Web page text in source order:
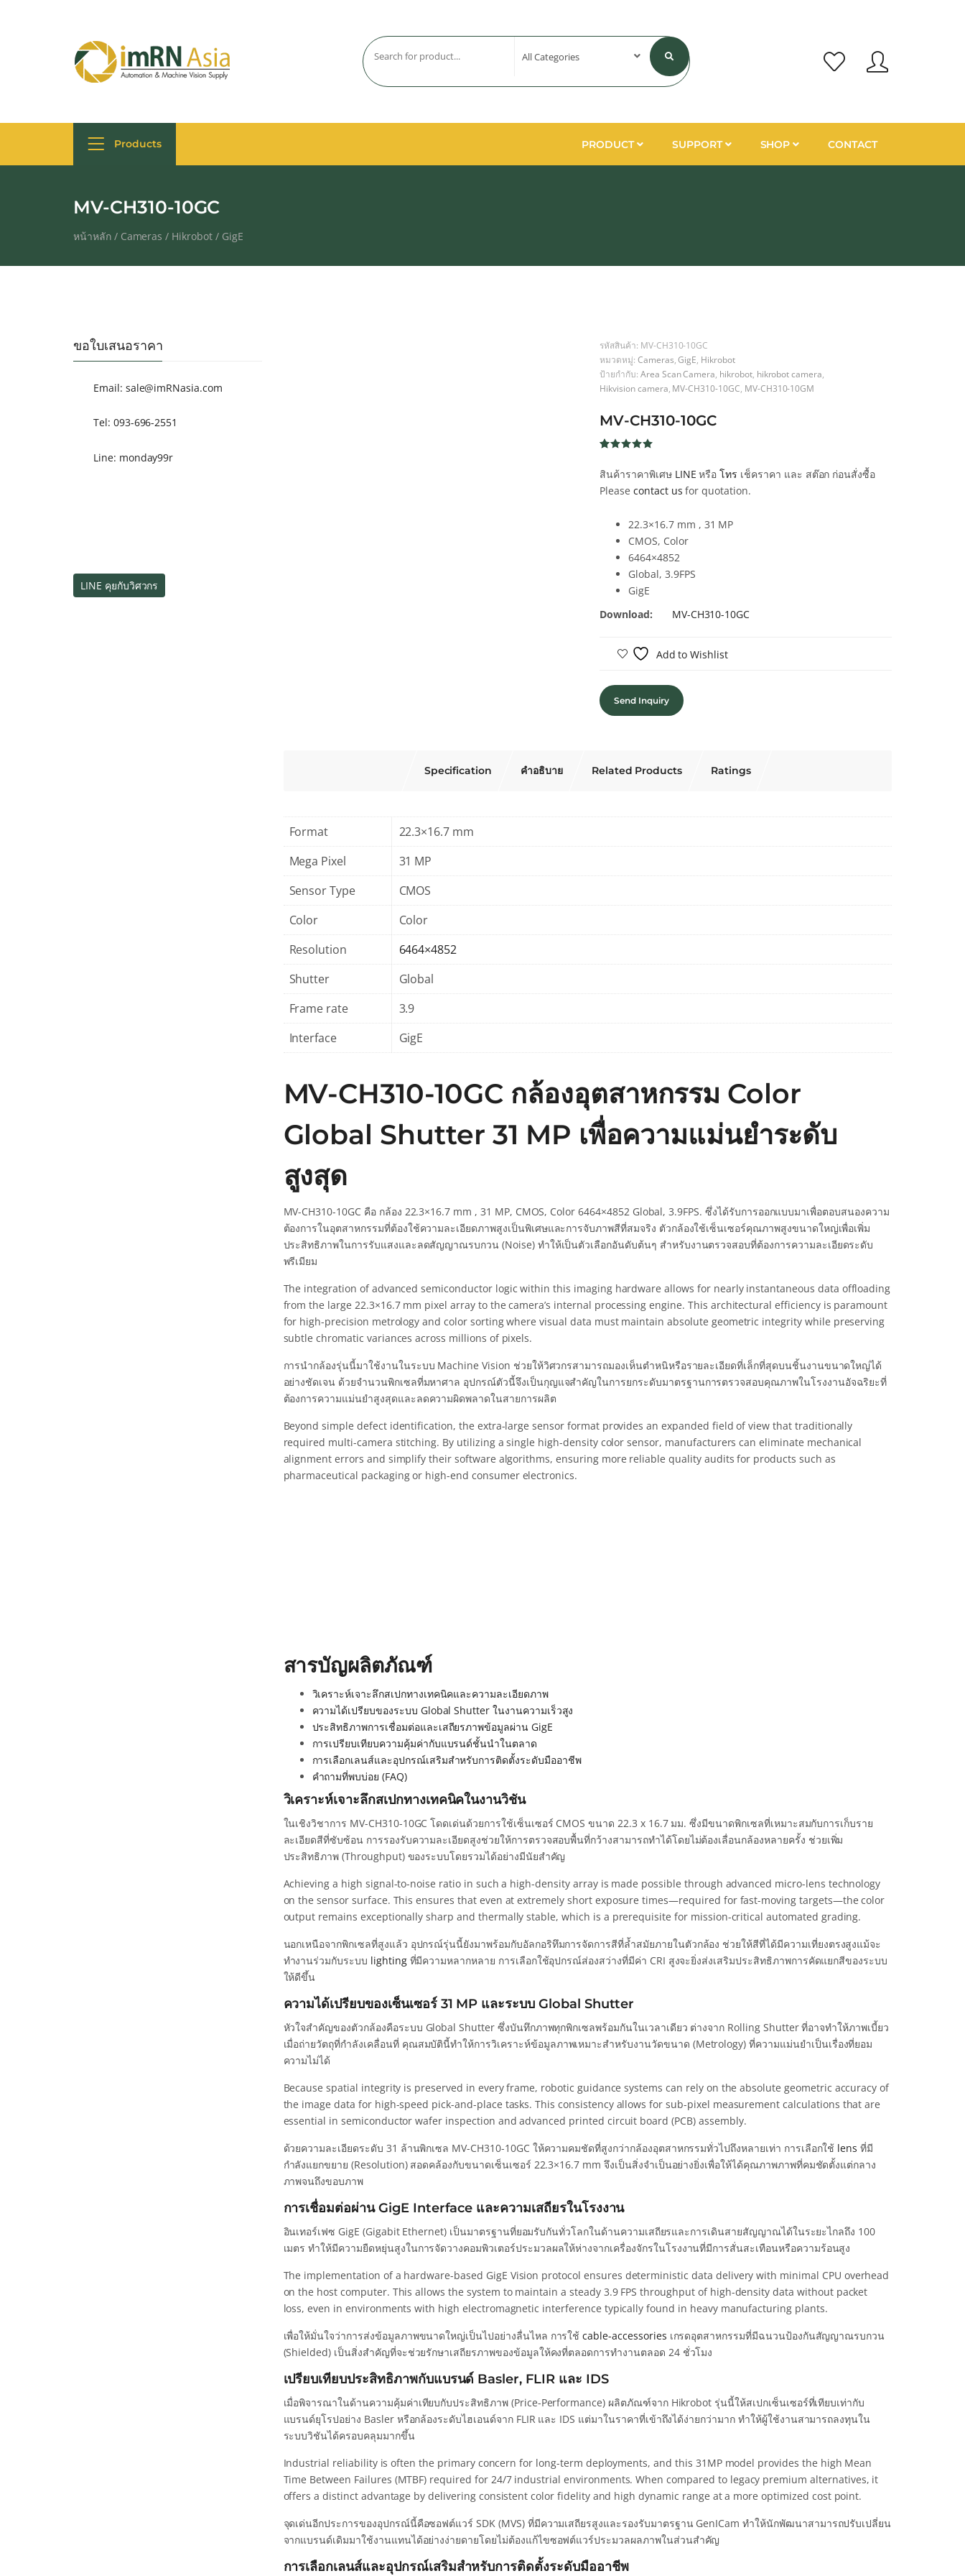
Products PRODUCT SUPPORT SHOP CONTACT
MV-CH310-10GC
หน้าหลัก/ Cameras / Hikrobot/ GigE
ขอใบเสนอราคา
Email: sale@imRNasia.com
Tel: 093-696-2551
Line: monday99r
LINE คุยกับวิศวกร
รหัสสินค้า: MV-CH310-10GC
หมวดหมู่: Cameras ,GigE Hikrobot
ป้ายกำกับ: Area Scan Camera hikrobot, hikrobot camera
Hikvision camera MV-CH310-10GC MV-CH310-10GM
MV-CH310-10GC
5 จาก 5
คะแนน
เต็มบน
ของลูกค้า
สินค้าราคาพิเศษ LINE หรือโทร เช็คราคา และ สต๊อก ก่อนสั่งซื้อ
Please contact us for quotation.
22.3×16.7 mm , 31 MP
CMOS, Color
6464×4852
Global, 3.9FPS
GigE
Download:
MV-CH310-10GC
Add to Wishlist
Send Inquiry
Specification คำอธิบาย Related Products Ratings
Format
22.3×16.7 mm
Mega Pixel
31 MP
Sensor Type
CMOS
Color
Color
Resolution
6464×4852
Shutter
Global
Frame rate
3.9
Interface
GigE
MV-CH310-10GC กล้องอุตสาหกรรม Color
Global Shutter 31 MP เพื่อความแม่นยำระดับ
สูงสุด
MV-CH310-10GC คือ กล้อง 22.3×16.7 mm , 31 MP, CMOS, Color 6464×4852 Global, 3.9FPS. ซึ่งได้รับการออกแบบมาเพื่อตอบสนองความ
ต้องการในอุตสาหกรรมที่ต้องใช้ความละเอียดภาพสูงเป็นพิเศษและการจับภาพสีที่สมจริง ตัวกล้องใช้เซ็นเซอร์คุณภาพสูงขนาดใหญ่เพื่อเพิ่ม
ประสิทธิภาพในการรับแสงและลดสัญญาณรบกวน (Noise) ทำให้เป็นตัวเลือกอันดับต้นๆ สำหรับงานตรวจสอบที่ต้องการความละเอียดระดับ
พรีเมียม
The integration of advanced semiconductor logic within this imaging hardware allows for nearly instantaneous data offloading
from the large 22.3×16.7 mm pixel array to the camera’s internal processing engine. This architectural efficiency is paramount
for high-precision metrology and color sorting where visual data must maintain absolute geometric integrity while preserving
subtle chromatic variances across millions of pixels.
การนำกล้องรุ่นนี้มาใช้งานในระบบ Machine Vision ช่วยให้วิศวกรสามารถมองเห็นตำหนิหรือรายละเอียดที่เล็กที่สุดบนชิ้นงานขนาดใหญ่ได้
อย่างชัดเจน ด้วยจำนวนพิกเซลที่มหาศาล อุปกรณ์ตัวนี้จึงเป็นกุญแจสำคัญในการยกระดับมาตรฐานการตรวจสอบคุณภาพในโรงงานอัจฉริยะที่
ต้องการความแม่นยำสูงสุดและลดความผิดพลาดในสายการผลิต
Beyond simple defect identification, the extra-large sensor format provides an expanded field of view that traditionally
required multi-camera stitching. By utilizing a single high-density color sensor, manufacturers can eliminate mechanical
alignment errors and simplify their software algorithms, ensuring more reliable quality audits for products such as
pharmaceutical packaging or high-end consumer electronics.
สารบัญผลิตภัณฑ์
วิเคราะห์เจาะลึกสเปกทางเทคนิคและความละเอียดภาพ
ความได้เปรียบของระบบ Global Shutter ในงานความเร็วสูง
ประสิทธิภาพการเชื่อมต่อและเสถียรภาพข้อมูลผ่าน GigE
การเปรียบเทียบความคุ้มค่ากับแบรนด์ชั้นนำในตลาด
การเลือกเลนส์และอุปกรณ์เสริมสำหรับการติดตั้งระดับมืออาชีพ
คำถามที่พบบ่อย (FAQ)
วิเคราะห์เจาะลึกสเปกทางเทคนิคในงานวิชัน
ในเชิงวิชาการ MV-CH310-10GC โดดเด่นด้วยการใช้เซ็นเซอร์ CMOS ขนาด 22.3 x 16.7 มม. ซึ่งมีขนาดพิกเซลที่เหมาะสมกับการเก็บราย
ละเอียดสีที่ซับซ้อน การรองรับความละเอียดสูงช่วยให้การตรวจสอบพื้นที่กว้างสามารถทำได้โดยไม่ต้องเลื่อนกล้องหลายครั้ง ช่วยเพิ่ม
ประสิทธิภาพ (Throughput) ของระบบโดยรวมได้อย่างมีนัยสำคัญ
Achieving a high signal-to-noise ratio in such a high-density array is made possible through advanced micro-lens technology
on the sensor surface. This ensures that even at extremely short exposure times—required for fast-moving targets—the color
output remains exceptionally sharp and thermally stable, which is a prerequisite for mission-critical automated grading.
นอกเหนือจากพิกเซลที่สูงแล้ว อุปกรณ์รุ่นนี้ยังมาพร้อมกับอัลกอริทึมการจัดการสีที่ล้ำสมัยภายในตัวกล้อง ช่วยให้สีที่ได้มีความเที่ยงตรงสูงแม้จะ
ทำงานร่วมกับระบบ lightingที่มีความหลากหลาย การเลือกใช้อุปกรณ์ส่องสว่างที่มีค่า CRI สูงจะยิ่งส่งเสริมประสิทธิภาพการคัดแยกสีของระบบ
ให้ดีขึ้น
ความได้เปรียบของเซ็นเซอร์ 31 MP และระบบ Global Shutter
หัวใจสำคัญของตัวกล้องคือระบบ Global Shutter ซึ่งบันทึกภาพทุกพิกเซลพร้อมกันในเวลาเดียว ต่างจาก Rolling Shutter ที่อาจทำให้ภาพเบี้ยว
เมื่อถ่ายวัตถุที่กำลังเคลื่อนที่ คุณสมบัตินี้ทำให้การวิเคราะห์ข้อมูลภาพเหมาะสำหรับงานวัดขนาด (Metrology) ที่ความแม่นยำเป็นเรื่องที่ยอม
ความไม่ได้
Because spatial integrity is preserved in every frame, robotic guidance systems can rely on the absolute geometric accuracy of
the image data for high-speed pick-and-place tasks. This consistency allows for sub-pixel measurement calculations that are
essential in semiconductor wafer inspection and advanced printed circuit board (PCB) assembly.
ด้วยความละเอียดระดับ 31 ล้านพิกเซล MV-CH310-10GC ให้ความคมชัดที่สูงกว่ากล้องอุตสาหกรรมทั่วไปถึงหลายเท่า การเลือกใช้ lens ที่มี
กำลังแยกขยาย (Resolution) สอดคล้องกับขนาดเซ็นเซอร์ 22.3×16.7 mm จึงเป็นสิ่งจำเป็นอย่างยิ่งเพื่อให้ได้คุณภาพภาพที่คมชัดตั้งแต่กลาง
ภาพจนถึงขอบภาพ
การเชื่อมต่อผ่าน GigE Interface และความเสถียรในโรงงาน
อินเทอร์เฟซ GigE (Gigabit Ethernet) เป็นมาตรฐานที่ยอมรับกันทั่วโลกในด้านความเสถียรและการเดินสายสัญญาณได้ในระยะไกลถึง 100
เมตร ทำให้มีความยืดหยุ่นสูงในการจัดวางคอมพิวเตอร์ประมวลผลให้ห่างจากเครื่องจักรในโรงงานที่มีการสั่นสะเทือนหรือความร้อนสูง
The implementation of a hardware-based GigE Vision protocol ensures deterministic data delivery with minimal CPU overhead
on the host computer. This allows the system to maintain a steady 3.9 FPS throughput of high-density data without packet
loss, even in environments with high electromagnetic interference typically found in heavy manufacturing plants.
เพื่อให้มั่นใจว่าการส่งข้อมูลภาพขนาดใหญ่เป็นไปอย่างลื่นไหล การใช้cable-accessories เกรดอุตสาหกรรมที่มีฉนวนป้องกันสัญญาณรบกวน
(Shielded) เป็นสิ่งสำคัญที่จะช่วยรักษาเสถียรภาพของข้อมูลให้คงที่ตลอดการทำงานตลอด 24 ชั่วโมง
เปรียบเทียบประสิทธิภาพกับแบรนด์ Basler, FLIR และ IDS
เมื่อพิจารณาในด้านความคุ้มค่าเทียบกับประสิทธิภาพ (Price-Performance) ผลิตภัณฑ์จาก Hikrobot รุ่นนี้ให้สเปกเซ็นเซอร์ที่เทียบเท่ากับ
แบรนด์ยุโรปอย่าง Basler หรือกล้องระดับไฮเอนด์จาก FLIR และ IDS แต่มาในราคาที่เข้าถึงได้ง่ายกว่ามาก ทำให้ผู้ใช้งานสามารถลงทุนใน
ระบบวิชันได้ครอบคลุมมากขึ้น
Industrial reliability is often the primary concern for long-term deployments, and this 31MP model provides the high Mean
Time Between Failures (MTBF) required for 24/7 industrial environments. When compared to legacy premium alternatives, it
offers a distinct advantage by delivering consistent color fidelity and high dynamic range at a more optimized cost point.
จุดเด่นอีกประการของอุปกรณ์นี้คือซอฟต์แวร์ SDK (MVS) ที่มีความเสถียรสูงและรองรับมาตรฐาน GenICam ทำให้นักพัฒนาสามารถปรับเปลี่ยน
จากแบรนด์เดิมมาใช้งานแทนได้อย่างง่ายดายโดยไม่ต้องแก้ไขซอฟต์แวร์ประมวลผลภาพในส่วนสำคัญ
การเลือกเลนส์และอุปกรณ์เสริมสำหรับการติดตั้งระดับมืออาชีพ